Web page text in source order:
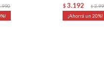
$ 3.192 $
20